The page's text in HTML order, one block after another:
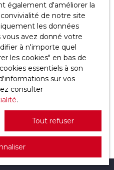
98 m² - Éragny
reprendre un salon de
cadre d'exception à
sans travaux, prête pour
avec un fort potentiel
également d'améliorer la
de notre site
les données
vous avez donné votre
à n'importe quel
les cookies″ en bas de
essentiels à son
sur vos
consulter
.
Tout refuser